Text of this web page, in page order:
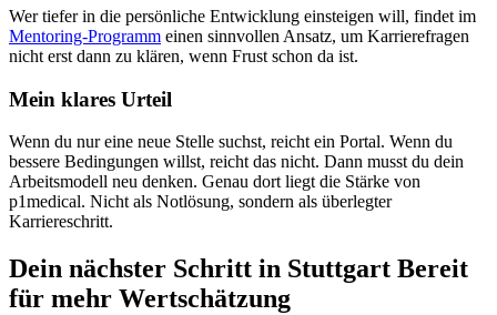
Wer tiefer in die persönliche Entwicklung einsteigen will, findet im
Mentoring-Programm einen sinnvollen Ansatz, um Karrierefragen
nicht erst dann zu klären, wenn Frust schon da ist.
Mein klares Urteil
Wenn du nur eine neue Stelle suchst, reicht ein Portal. Wenn du
bessere Bedingungen willst, reicht das nicht. Dann musst du dein
Arbeitsmodell neu denken. Genau dort liegt die Stärke von
p1medical. Nicht als Notlösung, sondern als überlegter
Karriereschritt.
Dein nächster Schritt in Stuttgart Bereit
für mehr Wertschätzung